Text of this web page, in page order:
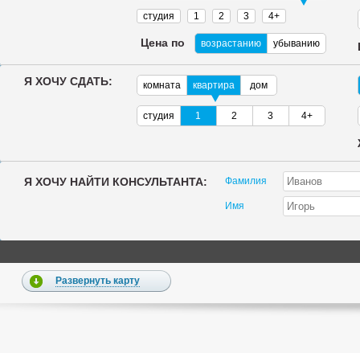
студия 1 2 3 4+
Цена по возрастанию убыванию
Я ХОЧУ СДАТЬ: комната квартира дом
студия 1 2 3 4+
Я ХОЧУ НАЙТИ КОНСУЛЬТАНТА: Фамилия
Имя
Развернуть карту